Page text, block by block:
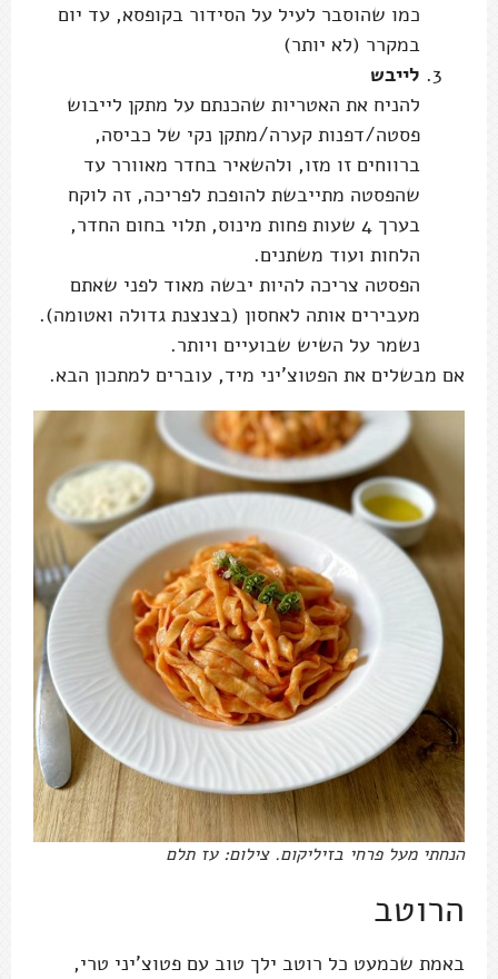
כמו שהוסבר לעיל על הסידור בקופסא, עד יום
במקרר (לא יותר)
לייבש
להניח את האטריות שהכנתם על מתקן לייבוש
פסטה/דפנות קערה/מתקן נקי של כביסה,
ברווחים זו מזו, ולהשאיר בחדר מאוורר עד
שהפסטה מתייבשת להופכת לפריכה, זה לוקח
בערך 4 שעות פחות מינוס, תלוי בחום החדר,
הלחות ועוד משתנים.
הפסטה צריכה להיות יבשה מאוד לפני שאתם
מעבירים אותה לאחסון (בצנצנת גדולה ואטומה).
נשמר על השיש שבועיים ויותר.
אם מבשלים את הפטוצ'יני מיד, עוברים למתכון הבא.
הנחתי מעל פרחי בזיליקום. צילום: עז תלם
הרוטב
באמת שכמעט כל רוטב ילך טוב עם פטוצ'יני טרי,